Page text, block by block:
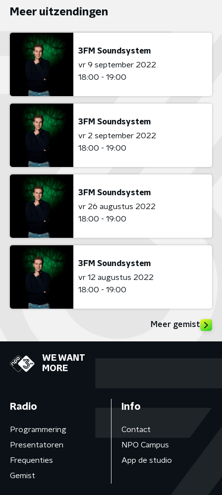
Meer uitzendingen
3FM Soundsystem
vr 9 september 2022
18:00 - 19:00
3FM Soundsystem
vr 2 september 2022
18:00 - 19:00
3FM Soundsystem
vr 26 augustus 2022
18:00 - 19:00
3FM Soundsystem
vr 12 augustus 2022
18:00 - 19:00
Meer gemist
WE WANT
MORE
Radio
Programmering
Presentatoren
Frequenties
Gemist
Info
Contact
NPO Campus
App de studio